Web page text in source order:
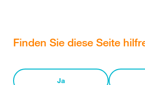
Finden Sie diese Seite
Ja